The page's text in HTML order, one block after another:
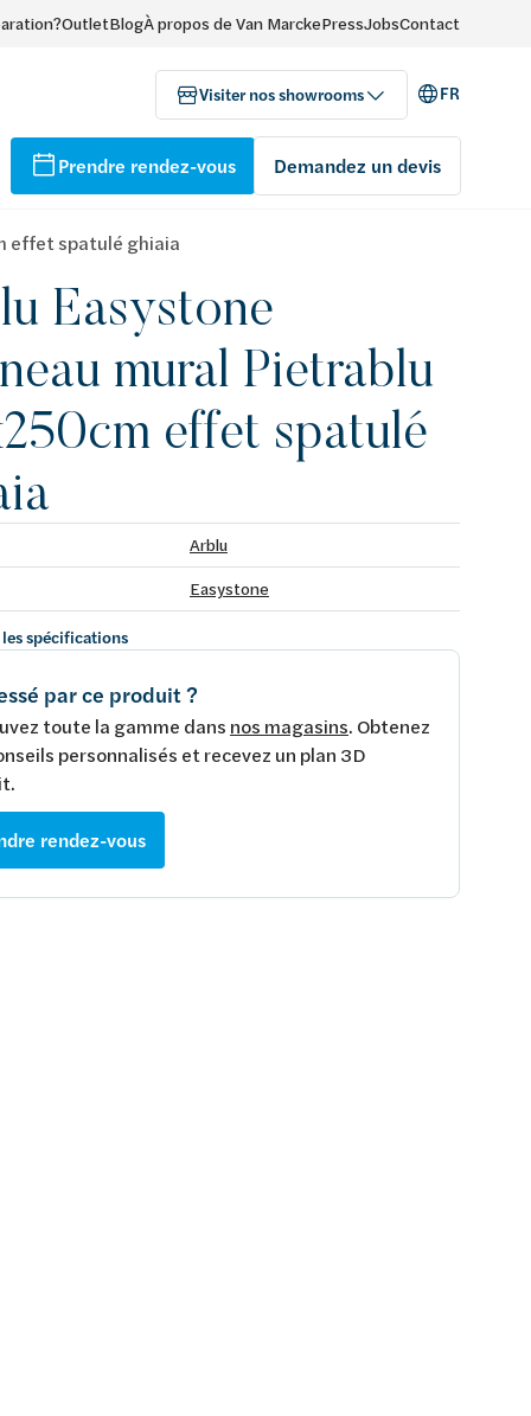
OutletBlogÀ propos de Van MarckePressJobsContact
Visiter nos showrooms FR
Prendre rendez-vous Demandez un devis
effet spatulé ghiaia
Easystone
mural Pietrablu
effet spatulé
Arblu
Easystone
spécifications
par ce produit ?
toute la gamme dans nos magasins. Obtenez
personnalisés et recevez un plan 3D
rendez-vous